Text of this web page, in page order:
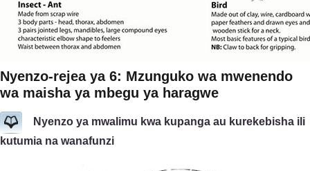
Nyenzo-rejea ya 6: Mzunguko wa mwenendo
wa maisha ya mbegu ya haragwe
Nyenzo ya mwalimu kwa kupanga au kurekebisha ili
kutumia na wanafunzi